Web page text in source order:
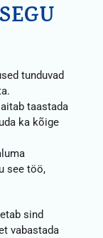
tunduvad
taastada
ka kõige
see töö,
sind
vabastada